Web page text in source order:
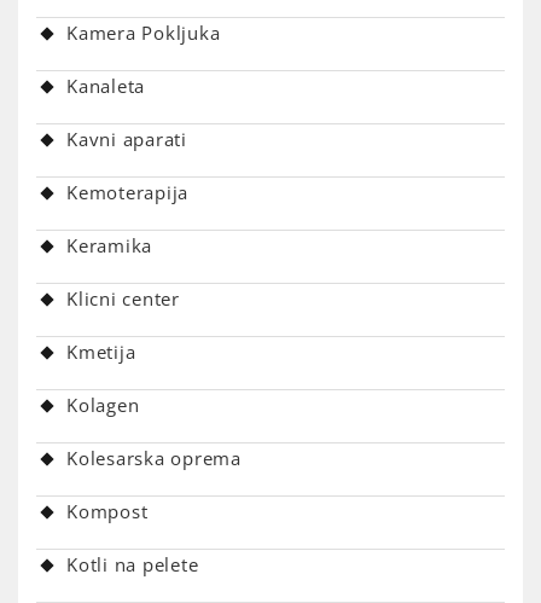
Kamera Pokljuka
Kanaleta
Kavni aparati
Kemoterapija
Keramika
Klicni center
Kmetija
Kolagen
Kolesarska oprema
Kompost
Kotli na pelete